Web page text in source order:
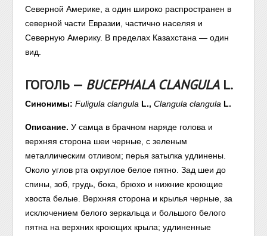
Северной Америке, а один широко распространен в
северной части Евразии, частично населяя и
Северную Америку. В пределах Казахстана — один
вид.
ГОГОЛЬ — BUCEPHALA CLANGULAL.
Синонимы:Fuligula clangula L.,Clangula clangula L.
Описание. У самца в брачном наряде голова и
верхняя сторона шеи черные, с зеленым
металлическим отливом; перья затылка удлинены.
Около углов рта округлое белое пятно. Зад шеи до
спины, зоб, грудь, бока, брюхо и нижние кроющие
хвоста белые. Верхняя сторона и крылья черные, за
исключением белого зеркальца и большого белого
пятна на верхних кроющих крыла; удлиненные